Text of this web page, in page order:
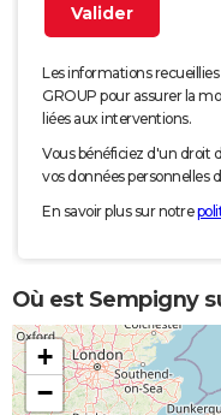
Les informations
GROUP pour assurer la
liées aux interventions.
Vous bénéficiez d'un droit
vos données personnelles
En savoir plus sur notre
Où est Sempigny
+
−